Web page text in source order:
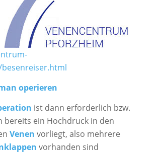
operieren
ist dann erforderlich bzw.
bereits ein Hochdruck in den
Venen vorliegt, also mehrere
vorhanden sind